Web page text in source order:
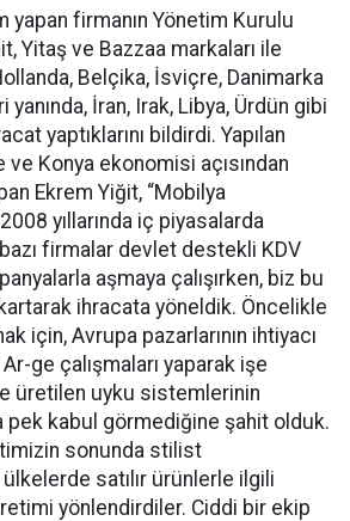
yapan firmanın Yönetim Kurulu
Yitaş ve Bazzaa markaları ile
Belçika, İsviçre, Danimarka
İran, Irak, Libya, Ürdün gibi
yaptıklarını bildirdi. Yapılan
ve Konya ekonomisi açısından
Ekrem Yiğit, “Mobilya
yıllarında iç piyasalarda
bazı firmalar devlet destekli KDV
aşmaya çalışırken, biz bu
ihracata yöneldik. Öncelikle
için, Avrupa pazarlarının ihtiyacı
ge çalışmaları yaparak işe
üretilen uyku sistemlerinin
pek kabul görmediğine şahit olduk.
sonunda stilist
ülkelerde satılır ürünlerle ilgili
yönlendirdiler. Ciddi bir ekip